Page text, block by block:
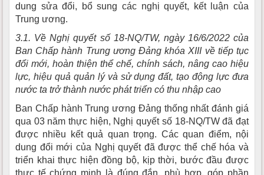
dung sửa đổi, bổ sung các nghị quyết, kết luận của
Trung ương.
3.1. Về Nghị quyết số 18-NQ/TW, ngày 16/6/2022 của
Ban Chấp hành Trung ương Đảng khóa XIII về tiếp tục
đổi mới, hoàn thiện thể chế, chính sách, nâng cao hiệu
lực, hiệu quả quản lý và sử dụng đất, tạo động lực đưa
nước ta trở thành nước phát triển có thu nhập cao
Ban Chấp hành Trung ương Đảng thống nhất đánh giá
qua 03 năm thực hiện, Nghị quyết số 18-NQ/TW đã đạt
được nhiều kết quả quan trọng. Các quan điểm, nội
dung đổi mới của Nghị quyết đã được thể chế hóa và
triển khai thực hiện đồng bộ, kịp thời, bước đầu được
thực tế chứng minh là đúng đắn, phù hợp, góp phần